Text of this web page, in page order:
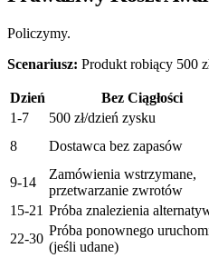
Policzymy.
Scenariusz: Produkt robiący 500
Dzień Bez Ciągłości
1-7
500 zł/dzień zysku
8
Dostawca bez zapasów
9-14
Zamówienia wstrzymane,
przetwarzanie zwrotów
15-21 Próba znalezienia
22-30
Próba ponownego
(jeśli udane)